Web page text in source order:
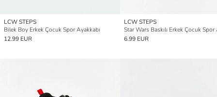
LCW STEPS
Bilek Boy Erkek Çocuk Spor Ayakkabı
12.99 EUR
LCW STEPS
6.99 EUR